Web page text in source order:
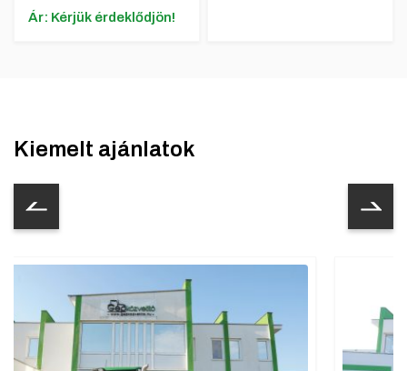
Ár: Kérjük érdeklődjön!
Kiemelt ajánlatok